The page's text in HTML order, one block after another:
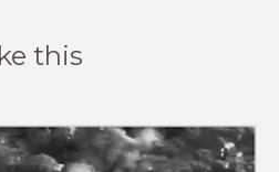
this